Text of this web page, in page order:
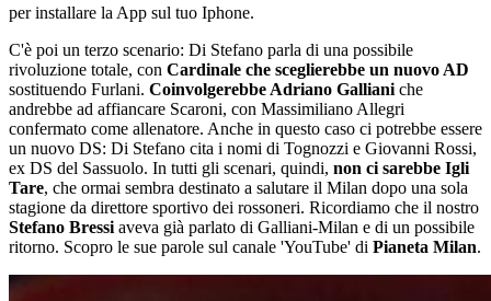
per installare la App sul tuo Iphone.
C'è poi un terzo scenario: Di Stefano parla di una possibile
rivoluzione totale, con Cardinale che sceglierebbe un nuovo AD
sostituendo Furlani. Coinvolgerebbe Adriano Galliani che
andrebbe ad affiancare Scaroni, con Massimiliano Allegri
confermato come allenatore. Anche in questo caso ci potrebbe essere
un nuovo DS: Di Stefano cita i nomi di Tognozzi e Giovanni Rossi,
ex DS del Sassuolo. In tutti gli scenari, quindi, non ci sarebbe Igli
Tare, che ormai sembra destinato a salutare il Milan dopo una sola
stagione da direttore sportivo dei rossoneri. Ricordiamo che il nostro
Stefano Bressi aveva già parlato di Galliani-Milan e di un possibile
ritorno. Scopro le sue parole sul canale 'YouTube' di Pianeta Milan.